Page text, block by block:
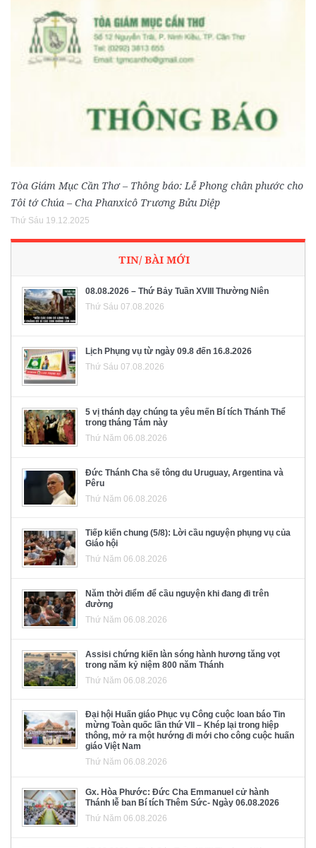
Tòa Giám Mục Cần Thơ – Thông báo: Lễ Phong chân phước cho
Tôi tớ Chúa – Cha Phanxicô Trương Bửu Diệp
Thứ Sáu 19.12.2025
TIN/ BÀI MỚI
08.08.2026 – Thứ Bảy Tuần XVIII Thường Niên
Thứ Sáu 07.08.2026
Lịch Phụng vụ từ ngày 09.8 đến 16.8.2026
Thứ Sáu 07.08.2026
5 vị thánh dạy chúng ta yêu mến Bí tích Thánh Thể
trong tháng Tám này
Thứ Năm 06.08.2026
Đức Thánh Cha sẽ tông du Uruguay, Argentina và
Pêru
Thứ Năm 06.08.2026
Tiếp kiến chung (5/8): Lời cầu nguyện phụng vụ của
Giáo hội
Thứ Năm 06.08.2026
Năm thời điểm để cầu nguyện khi đang đi trên
đường
Thứ Năm 06.08.2026
Assisi chứng kiến làn sóng hành hương tăng vọt
trong năm kỷ niệm 800 năm Thánh
Thứ Năm 06.08.2026
Đại hội Huấn giáo Phục vụ Công cuộc loan báo Tin
mừng Toàn quốc lần thứ VII – Khép lại trong hiệp
thông, mở ra một hướng đi mới cho công cuộc huấn
giáo Việt Nam
Thứ Năm 06.08.2026
Gx. Hòa Phước: Đức Cha Emmanuel cử hành
Thánh lễ ban Bí tích Thêm Sức- Ngày 06.08.2026
Thứ Năm 06.08.2026